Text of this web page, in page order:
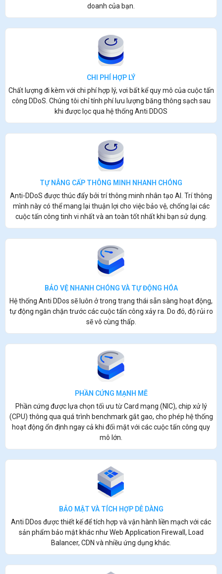
doanh của bạn.
CHI PHÍ HỢP LÝ
Chất lượng đi kèm với chi phí hợp lý, vơi bất kể quy mô của cuộc tấn
công DDoS. Chúng tôi chỉ tính phí lưu lượng băng thông sạch sau
khi được lọc qua hệ thống Anti DDOS
TỰ NÂNG CẤP THÔNG MINH NHANH CHÓNG
Anti-DDoS được thúc đẩy bởi trí thông minh nhân tạo AI. Trí thông
mình này có thể mang lại thuận lợi cho việc bảo vệ, chống lại các
cuộc tấn công tinh vi nhất và an toàn tốt nhất khi bạn sử dụng.
BẢO VỆ NHANH CHÓNG VÀ TỰ ĐỘNG HÓA
Hệ thống Anti DDos sẽ luôn ở trong trạng thái sẵn sàng hoạt động,
tự động ngăn chặn trước các cuộc tấn công xảy ra. Do đó, độ rủi ro
sẽ vô cùng thấp.
PHẦN CỨNG MẠNH MẼ
Phần cứng được lựa chọn tối ưu từ Card mạng (NIC), chip xử lý
(CPU) thông qua quá trình benchmark gắt gao, cho phép hệ thống
hoạt động ổn định ngay cả khi đối mặt với các cuộc tấn công quy
mô lớn.
BẢO MẬT VÀ TÍCH HỢP DỄ DÀNG
Anti DDos được thiết kế để tích hợp và vận hành liền mạch với các
sản phẩm bảo mật khác như Web Application Firewall, Load
Balancer, CDN và nhiều ứng dụng khác.